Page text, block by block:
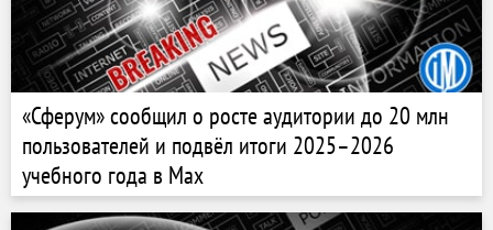
«Сферум» сообщил о росте аудитории до 20 млн
пользователей и подвёл итоги 2025–2026
учебного года в Max